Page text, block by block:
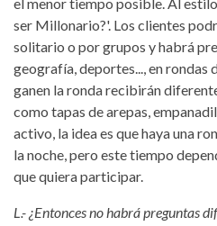
ser Millonario?'. Los clientes
solitario o por grupos y habrá
geografía, deportes..., en rondas
ganen la ronda recibirán
como tapas de arepas,
activo, la idea es que haya una
la noche, pero este tiempo
que quiera participar.
L.- ¿Entonces no habrá preguntas